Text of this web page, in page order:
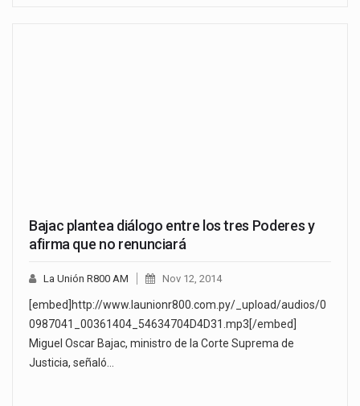
Bajac plantea diálogo entre los tres Poderes y
afirma que no renunciará
La Unión R800 AM Nov 12, 2014
[embed]http://www.launionr800.com.py/_upload/audios/0
0987041_00361404_54634704D4D31.mp3[/embed]
Miguel Oscar Bajac, ministro de la Corte Suprema de
Justicia, señaló…